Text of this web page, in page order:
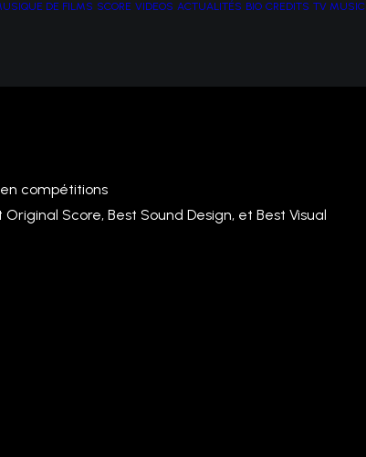
DE FILMS SCORE VIDEOS ACTUALITÉS BIO CREDITS TV MUSIC
compétitions
Original Score, Best Sound Design, et Best Visual